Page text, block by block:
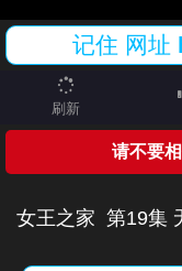
记住 网址
刷新
请不要
女王之家 第19集